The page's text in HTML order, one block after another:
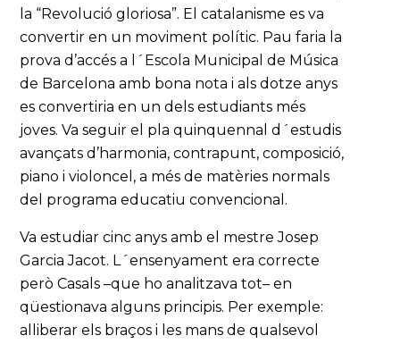
la “Revolució gloriosa”. El catalanisme es va
convertir en un moviment polític. Pau faria la
prova d’accés a l´Escola Municipal de Música
de Barcelona amb bona nota i als dotze anys
es convertiria en un dels estudiants més
joves. Va seguir el pla quinquennal d´estudis
avançats d’harmonia, contrapunt, composició,
piano i violoncel, a més de matèries normals
del programa educatiu convencional.
Va estudiar cinc anys amb el mestre Josep
Garcia Jacot. L´ensenyament era correcte
però Casals –que ho analitzava tot– en
qüestionava alguns principis. Per exemple:
alliberar els braços i les mans de qualsevol